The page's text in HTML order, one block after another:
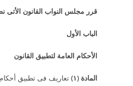
قرر مجلس النواب القانون الأتى
الباب الأول
الأحكام العامة لتطبيق القانون
المادة (۱) تعاريف فى تطبيق أحكام